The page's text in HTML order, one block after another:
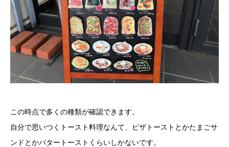
この時点で多くの種類が確認できます。
自分で思いつくトースト料理なんて、ピザトーストとかたまごサ
ンドとかバタートーストくらいしかないです。